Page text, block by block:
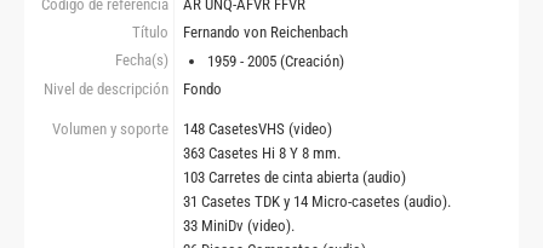
Código de referencia
AR UNQ-AFVR FFVR
Título
Fernando von Reichenbach
Fecha(s)
1959 - 2005 (Creación)
Nivel de descripción
Fondo
Volumen y soporte
148 CasetesVHS (video)
363 Casetes Hi 8 Y 8 mm.
103 Carretes de cinta abierta (audio)
31 Casetes TDK y 14 Micro-casetes (audio).
33 MiniDv (video).